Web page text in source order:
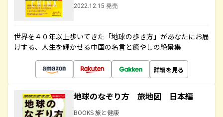
2022.12.15 発売
世界を４０年以上歩いてきた「地球の歩き方」があなたにお届
けする、人生を輝かせる中国の名言と癒やしの絶景集
詳細を見る
地球のなぞり方 旅地図 日本編
BOOKS 旅と健康